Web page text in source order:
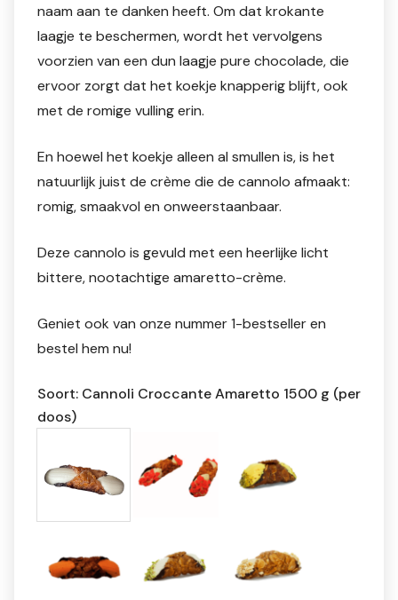
naam aan te danken heeft. Om dat krokante
laagje te beschermen, wordt het vervolgens
voorzien van een dun laagje pure chocolade, die
ervoor zorgt dat het koekje knapperig blijft, ook
met de romige vulling erin.
En hoewel het koekje alleen al smullen is, is het
natuurlijk juist de crème die de cannolo afmaakt:
romig, smaakvol en onweerstaanbaar.
Deze cannolo is gevuld met een heerlijke licht
bittere, nootachtige amaretto-crème.
Geniet ook van onze nummer 1-bestseller en
bestel hem nu!
Soort: Cannoli Croccante Amaretto 1500 g (per
doos)